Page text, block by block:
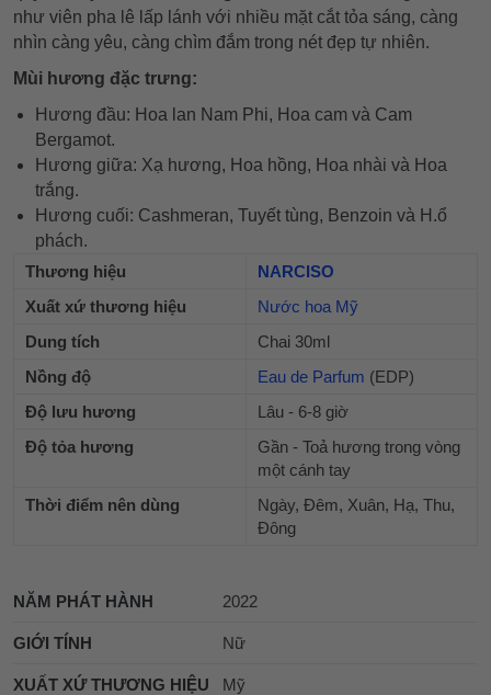
như viên pha lê lấp lánh với nhiều mặt cắt tỏa sáng, càng
nhìn càng yêu, càng chìm đắm trong nét đẹp tự nhiên.
Mùi hương đặc trưng:
Hương đầu: Hoa lan Nam Phi, Hoa cam và Cam
Bergamot.
Hương giữa: Xạ hương, Hoa hồng, Hoa nhài và Hoa
trắng.
Hương cuối: Cashmeran, Tuyết tùng, Benzoin và H.ổ
phách.
Thương hiệu
NARCISO
Xuất xứ thương hiệu
Nước hoa Mỹ
Dung tích
Chai 30ml
Nồng độ
Eau de Parfum (EDP)
Độ lưu hương
Lâu - 6-8 giờ
Độ tỏa hương
Gần - Toả hương trong vòng
một cánh tay
Thời điểm nên dùng
Ngày, Đêm, Xuân, Hạ, Thu,
Đông
NĂM PHÁT HÀNH 2022
GIỚI TÍNH Nữ
XUẤT XỨ THƯƠNG HIỆU Mỹ